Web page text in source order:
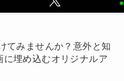
てみませんか？意外と知
に埋め込むオリジナルア